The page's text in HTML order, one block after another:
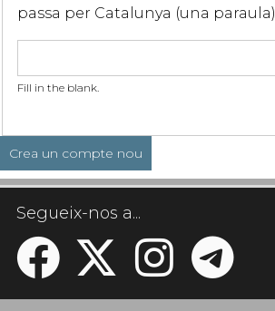
passa per Catalunya (una paraula)
Fill in the blank.
Segueix-nos a...